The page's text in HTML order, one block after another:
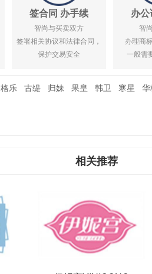
签合同 办手续
智尚与买卖双方
签署相关协议和法律合同，
保护交易安全
办公
智
办理商
一般需
格乐 古缇 归妹 果皇 韩卫 寒星 华
相关推荐